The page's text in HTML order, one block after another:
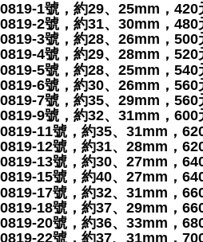
0819-1號，約29、25mm，420
0819-2號，約31、30mm，480
0819-3號，約28、26mm，500
0819-4號，約29、28mm，520
0819-5號，約28、25mm，540
0819-6號，約30、26mm，560
0819-7號，約35、29mm，560
0819-9號，約32、31mm，600
0819-11號，約35、31mm，
0819-12號，約31、28mm，
0819-13號，約30、27mm，
0819-15號，約40、27mm，
0819-17號，約32、31mm，
0819-18號，約37、29mm，
0819-20號，約36、33mm，
0819-22號，約37、31mm，